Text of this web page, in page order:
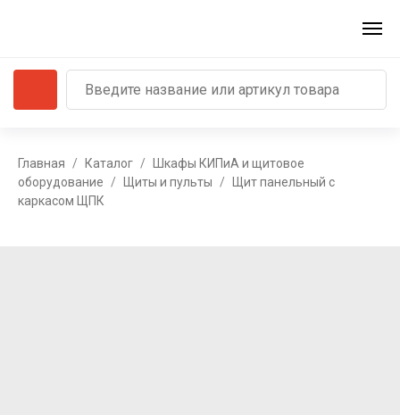
Главная Каталог
Шкафы КИПиА и щитовое
оборудование
Щиты и пульты
Щит панельный с
каркасом ЩПК